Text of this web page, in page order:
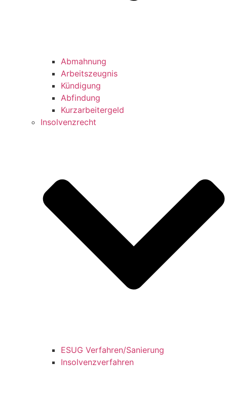
Abmahnung
Arbeitszeugnis
Kündigung
Abfindung
Kurzarbeitergeld
Insolvenzrecht
ESUG Verfahren/Sanierung
Insolvenzverfahren